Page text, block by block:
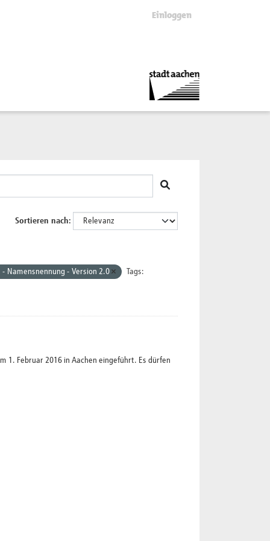
Einloggen
Sortieren nach
Namensnennung - Version 2.0 Tags:
1. Februar 2016 in Aachen eingeführt. Es dürfen